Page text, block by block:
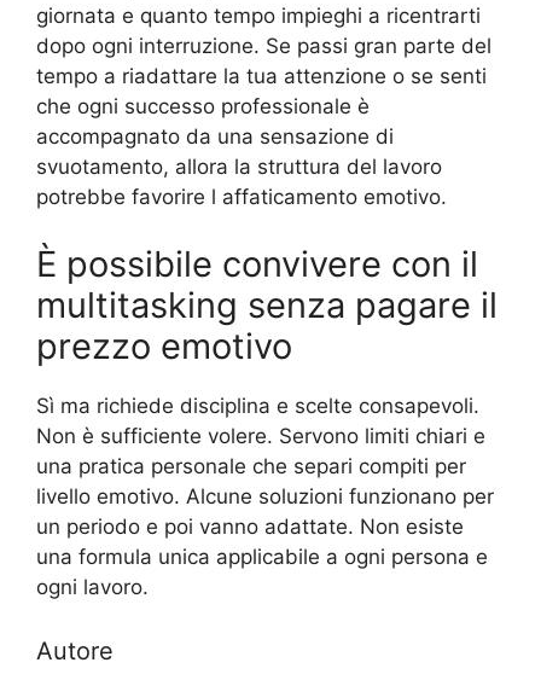
giornata e quanto tempo impieghi a ricentrarti
dopo ogni interruzione. Se passi gran parte del
tempo a riadattare la tua attenzione o se senti
che ogni successo professionale è
accompagnato da una sensazione di
svuotamento, allora la struttura del lavoro
potrebbe favorire l affaticamento emotivo.
È possibile convivere con il
multitasking senza pagare il
prezzo emotivo
Sì ma richiede disciplina e scelte consapevoli.
Non è sufficiente volere. Servono limiti chiari e
una pratica personale che separi compiti per
livello emotivo. Alcune soluzioni funzionano per
un periodo e poi vanno adattate. Non esiste
una formula unica applicabile a ogni persona e
ogni lavoro.
Autore